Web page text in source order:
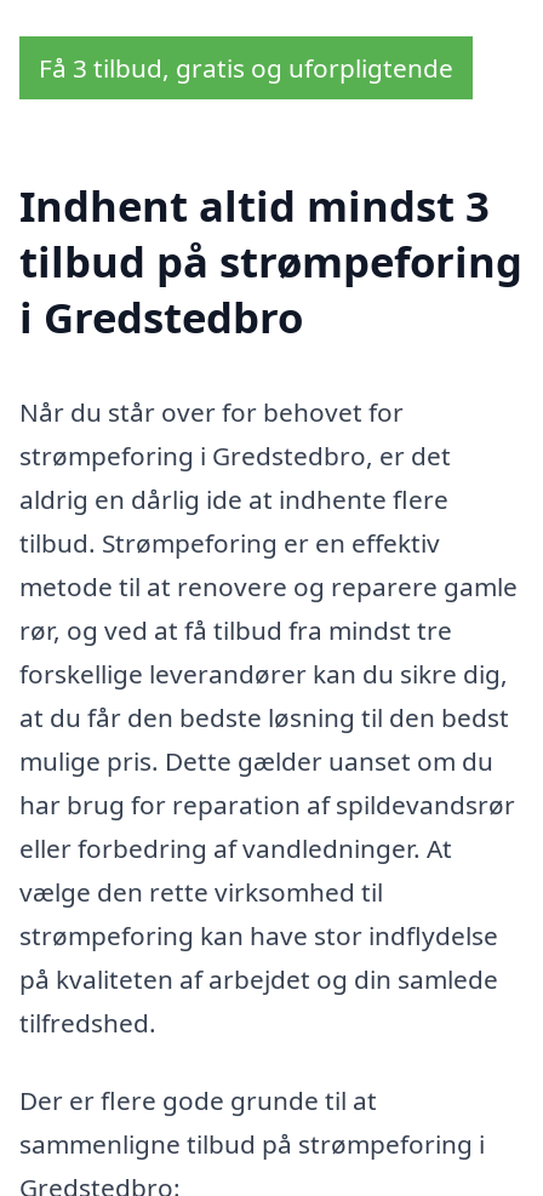
Få 3 tilbud, gratis og uforpligtende
Indhent altid mindst 3
tilbud på strømpeforing
i Gredstedbro
Når du står over for behovet for
strømpeforing i Gredstedbro, er det
aldrig en dårlig ide at indhente flere
tilbud. Strømpeforing er en effektiv
metode til at renovere og reparere gamle
rør, og ved at få tilbud fra mindst tre
forskellige leverandører kan du sikre dig,
at du får den bedste løsning til den bedst
mulige pris. Dette gælder uanset om du
har brug for reparation af spildevandsrør
eller forbedring af vandledninger. At
vælge den rette virksomhed til
strømpeforing kan have stor indflydelse
på kvaliteten af arbejdet og din samlede
tilfredshed.
Der er flere gode grunde til at
sammenligne tilbud på strømpeforing i
Gredstedbro: